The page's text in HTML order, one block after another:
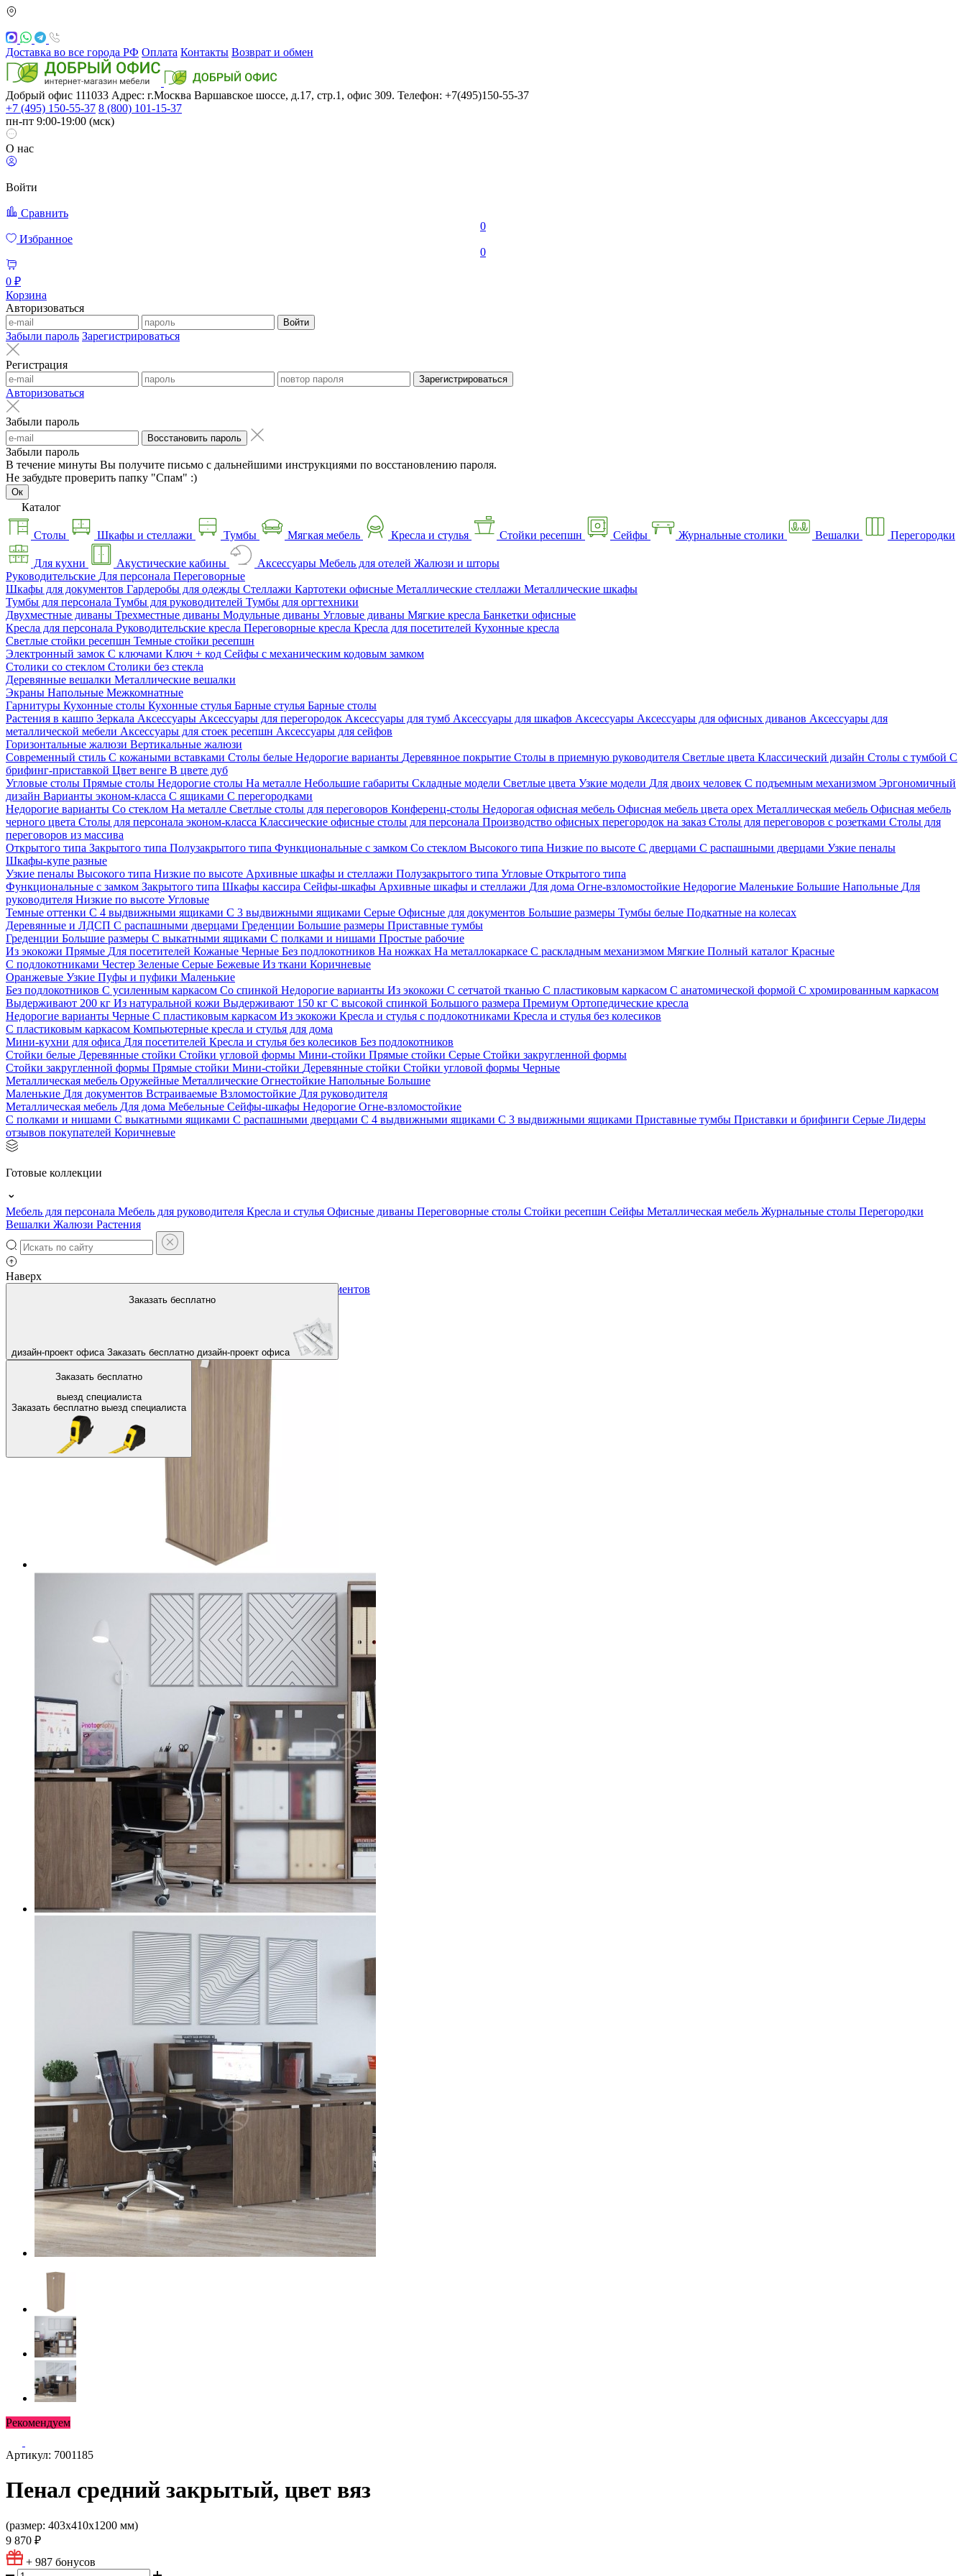
Доставка во все города РФ Оплата Контакты Возврат и обмен
Добрый офис 111033 Адрес: г.Москва Варшавское шоссе, д.17, стр.1, офис 309. Телефон: +7(495)150-55-37
+7 (495) 150-55-37 8 (800) 101-15-37
пн-пт 9:00-19:00 (мск)
О нас
Войти
Сравнить
0
Избранное
0
0 ₽
Корзина
Авторизоваться
Войти
Забыли пароль Зарегистрироваться
Регистрация
Зарегистрироваться
Авторизоваться
Забыли пароль
Восстановить пароль
Забыли пароль
В течение минуты Вы получите письмо с дальнейшими инструкциями по восстановлению пароля.
Не забудьте проверить папку "Спам" :)
Ок
Каталог
Столы Шкафы и стеллажи Тумбы Мягкая мебель Кресла и стулья Стойки ресепшн Сейфы Журнальные столики Вешалки Перегородки
Для кухни Акустические кабины Аксессуары Мебель для отелей Жалюзи и шторы
Руководительские Для персонала Переговорные
Шкафы для документов Гардеробы для одежды Стеллажи Картотеки офисные Металлические стеллажи Металлические шкафы
Тумбы для персонала Тумбы для руководителей Тумбы для оргтехники
Двухместные диваны Трехместные диваны Модульные диваны Угловые диваны Мягкие кресла Банкетки офисные
Кресла для персонала Руководительские кресла Переговорные кресла Кресла для посетителей Кухонные кресла
Светлые стойки ресепшн Темные стойки ресепшн
Электронный замок С ключами Ключ + код Сейфы с механическим кодовым замком
Столики со стеклом Столики без стекла
Деревянные вешалки Металлические вешалки
Экраны Напольные Межкомнатные
Гарнитуры Кухонные столы Кухонные стулья Барные стулья Барные столы
Растения в кашпо Зеркала Аксессуары Аксессуары для перегородок Аксессуары для тумб Аксессуары для шкафов Аксессуары Аксессуары для офисных диванов Аксессуары для
металлической мебели Аксессуары для стоек ресепшн Аксессуары для сейфов
Горизонтальные жалюзи Вертикальные жалюзи
Современный стиль С кожаными вставками Столы белые Недорогие варианты Деревянное покрытие Столы в приемную руководителя Светлые цвета Классический дизайн Столы с тумбой С
брифинг-приставкой Цвет венге В цвете дуб
Угловые столы Прямые столы Недорогие столы На металле Небольшие габариты Складные модели Светлые цвета Узкие модели Для двоих человек С подъемным механизмом Эргономичный
дизайн Варианты эконом-класса С ящиками С перегородками
Недорогие варианты Со стеклом На металле Светлые столы для переговоров Конференц-столы Недорогая офисная мебель Офисная мебель цвета орех Металлическая мебель Офисная мебель
черного цвета Столы для персонала эконом-класса Классические офисные столы для персонала Производство офисных перегородок на заказ Столы для переговоров с розетками Столы для
переговоров из массива
Открытого типа Закрытого типа Полузакрытого типа Функциональные с замком Со стеклом Высокого типа Низкие по высоте С дверцами С распашными дверцами Узкие пеналы
Шкафы-купе разные
Узкие пеналы Высокого типа Низкие по высоте Архивные шкафы и стеллажи Полузакрытого типа Угловые Открытого типа
Функциональные с замком Закрытого типа Шкафы кассира Сейфы-шкафы Архивные шкафы и стеллажи Для дома Огне-взломостойкие Недорогие Маленькие Большие Напольные Для
руководителя Низкие по высоте Угловые
Темные оттенки С 4 выдвижными ящиками С 3 выдвижными ящиками Серые Офисные для документов Большие размеры Тумбы белые Подкатные на колесах
Деревянные и ЛДСП С распашными дверцами Греденции Большие размеры Приставные тумбы
Греденции Большие размеры С выкатными ящиками С полками и нишами Простые рабочие
Из экокожи Прямые Для посетителей Кожаные Черные Без подлокотников На ножках На металлокаркасе С раскладным механизмом Мягкие Полный каталог Красные
С подлокотниками Честер Зеленые Серые Бежевые Из ткани Коричневые
Оранжевые Узкие Пуфы и пуфики Маленькие
Без подлокотников С усиленным каркасом Со спинкой Недорогие варианты Из экокожи С сетчатой тканью С пластиковым каркасом С анатомической формой С хромированным каркасом
Выдерживают 200 кг Из натуральной кожи Выдерживают 150 кг С высокой спинкой Большого размера Премиум Ортопедические кресла
Недорогие варианты Черные С пластиковым каркасом Из экокожи Кресла и стулья с подлокотниками Кресла и стулья без колесиков
С пластиковым каркасом Компьютерные кресла и стулья для дома
Мини-кухни для офиса Для посетителей Кресла и стулья без колесиков Без подлокотников
Стойки белые Деревянные стойки Стойки угловой формы Мини-стойки Прямые стойки Серые Стойки закругленной формы
Стойки закругленной формы Прямые стойки Мини-стойки Деревянные стойки Стойки угловой формы Черные
Металлическая мебель Оружейные Металлические Огнестойкие Напольные Большие
Маленькие Для документов Встраиваемые Взломостойкие Для руководителя
Металлическая мебель Для дома Мебельные Сейфы-шкафы Недорогие Огне-взломостойкие
С полками и нишами С выкатными ящиками С распашными дверцами С 4 выдвижными ящиками С 3 выдвижными ящиками Приставные тумбы Приставки и брифинги Серые Лидеры
отзывов покупателей Коричневые
Готовые коллекции
Мебель для персонала Мебель для руководителя Кресла и стулья Офисные диваны Переговорные столы Стойки ресепшн Сейфы Металлическая мебель Журнальные столы Перегородки
Вешалки Жалюзи Растения
Наверх
Заказать бесплатно
дизайн-проект офиса Заказать бесплатно дизайн-проект офиса
Заказать бесплатно
выезд специалиста
Заказать бесплатно выезд специалиста
На главную
Офисные шкафы для документов
Рекомендуем
Артикул: 7001185
Пенал средний закрытый, цвет вяз
(размер: 403х410х1200 мм)
9 870 ₽
+ 987 бонусов